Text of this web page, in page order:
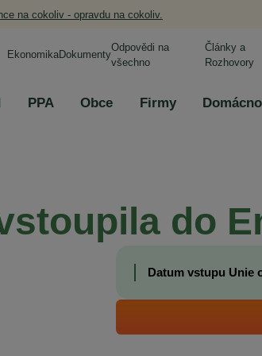
na cokoliv - opravdu na cokoliv.
EkonomikaDokumenty
Odpovědi na
všechno
Články a
Rozhovory
PPA Obce Firmy
do
Datum vstupu Unie